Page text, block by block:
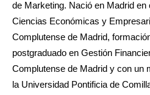
de Marketing. Nació en Madrid
Ciencias Económicas y
Complutense de Madrid,
postgraduado en Gestión
Complutense de Madrid y con un
la Universidad Pontificia de